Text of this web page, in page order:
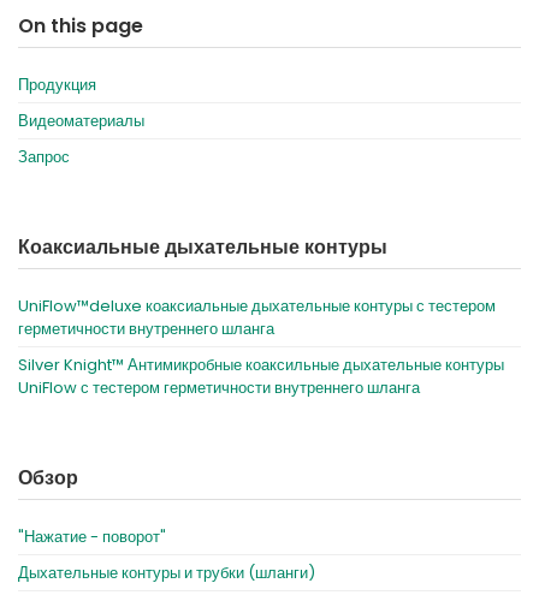
On this page
Продукция
Видеоматериалы
Запрос
Коаксиальные дыхательные контуры
UniFlow™deluxe коаксиальные дыхательные контуры с тестером
герметичности внутреннего шланга
Silver Knight™ Антимикробные коаксильные дыхательные контуры
UniFlow с тестером герметичности внутреннего шланга
Обзор
"Нажатие - поворот"
Дыхательные контуры и трубки (шланги)